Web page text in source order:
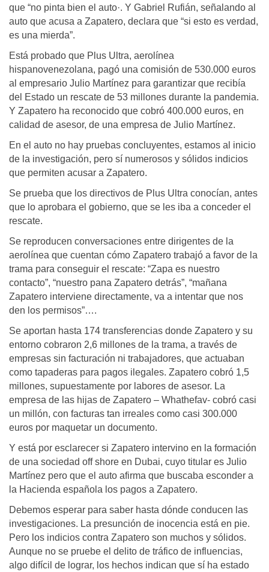
que “no pinta bien el auto·. Y Gabriel Rufián, señalando al
auto que acusa a Zapatero, declara que “si esto es verdad,
es una mierda”.
Está probado que Plus Ultra, aerolínea
hispanovenezolana, pagó una comisión de 530.000 euros
al empresario Julio Martínez para garantizar que recibía
del Estado un rescate de 53 millones durante la pandemia.
Y Zapatero ha reconocido que cobró 400.000 euros, en
calidad de asesor, de una empresa de Julio Martínez.
En el auto no hay pruebas concluyentes, estamos al inicio
de la investigación, pero sí numerosos y sólidos indicios
que permiten acusar a Zapatero.
Se prueba que los directivos de Plus Ultra conocían, antes
que lo aprobara el gobierno, que se les iba a conceder el
rescate.
Se reproducen conversaciones entre dirigentes de la
aerolínea que cuentan cómo Zapatero trabajó a favor de la
trama para conseguir el rescate: “Zapa es nuestro
contacto”, “nuestro pana Zapatero detrás”, “mañana
Zapatero interviene directamente, va a intentar que nos
den los permisos”….
Se aportan hasta 174 transferencias donde Zapatero y su
entorno cobraron 2,6 millones de la trama, a través de
empresas sin facturación ni trabajadores, que actuaban
como tapaderas para pagos ilegales. Zapatero cobró 1,5
millones, supuestamente por labores de asesor. La
empresa de las hijas de Zapatero – Whathefav- cobró casi
un millón, con facturas tan irreales como casi 300.000
euros por maquetar un documento.
Y está por esclarecer si Zapatero intervino en la formación
de una sociedad off shore en Dubai, cuyo titular es Julio
Martínez pero que el auto afirma que buscaba esconder a
la Hacienda española los pagos a Zapatero.
Debemos esperar para saber hasta dónde conducen las
investigaciones. La presunción de inocencia está en pie.
Pero los indicios contra Zapatero son muchos y sólidos.
Aunque no se pruebe el delito de tráfico de influencias,
algo difícil de lograr, los hechos indican que sí ha estado